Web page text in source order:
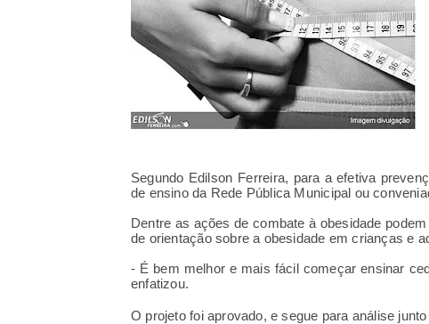
Segundo Edilson Ferreira, para a efetiva
de ensino da Rede Pública Municipal ou
Dentre as ações de combate à obesidade
de orientação sobre a obesidade em crianças e
- É bem melhor e mais fácil começar ensinar
enfatizou.
O projeto foi aprovado, e segue para análise